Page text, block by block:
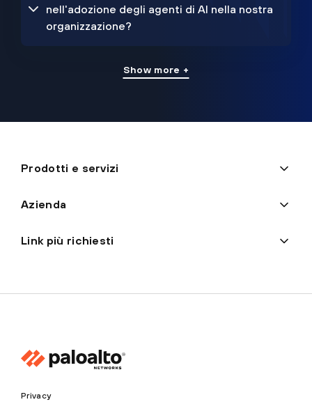
nell'adozione degli agenti di AI nella nostra
organizzazione?
Show more +
Prodotti e servizi
Azienda
Link più richiesti
Privacy